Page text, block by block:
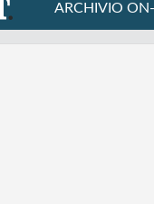
ARCHIVIO